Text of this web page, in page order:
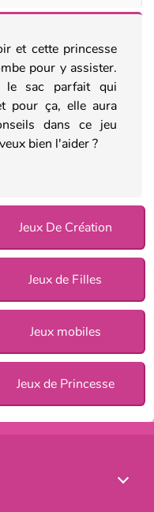
et cette princesse
pour y assister.
le sac parfait qui
pour ça, elle aura
dans ce jeu
bien l'aider ?
Jeux De Création
Jeux de Filles
Jeux mobiles
Jeux de Princesse